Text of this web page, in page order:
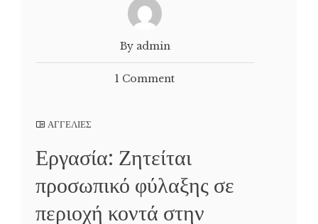
By admin
1 Comment
ΑΓΓΕΛΙΕΣ
Εργασία: Ζητείται
προσωπικό φύλαξης σε
περιοχή κοντά στην